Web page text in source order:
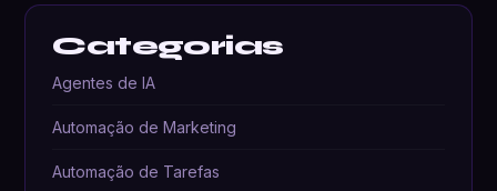
Categorias
Agentes de IA
Automação de Marketing
Automação de Tarefas